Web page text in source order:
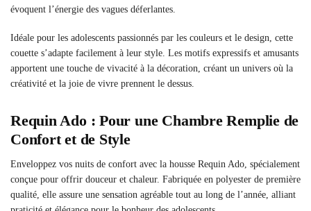
évoquent l’énergie des vagues déferlantes.
Idéale pour les adolescents passionnés par les couleurs et le design, cette
couette s’adapte facilement à leur style. Les motifs expressifs et amusants
apportent une touche de vivacité à la décoration, créant un univers où la
créativité et la joie de vivre prennent le dessus.
Requin Ado : Pour une Chambre Remplie de
Confort et de Style
Enveloppez vos nuits de confort avec la housse Requin Ado, spécialement
conçue pour offrir douceur et chaleur. Fabriquée en polyester de première
qualité, elle assure une sensation agréable tout au long de l’année, alliant